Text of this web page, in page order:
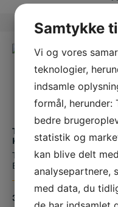
TOP KORT 1/4″ X 12MM. 6
KT. EASYDRIVE.
Top kort 1/4" x 12mm. 6 kt.
EasyDrive.
33,00
Samtykke
Vi og vores
teknologier,
indsamle
formål, herunder:
bedre
statistik og
kan blive delt
analysepartnere,
med data, du